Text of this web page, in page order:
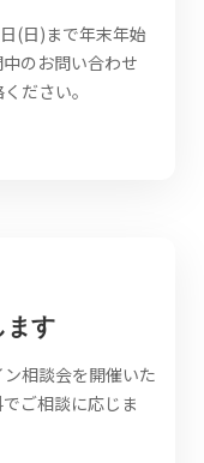
(日)まで年末年始
のお問い合わせ
ださい。
ます
相談会を開催いた
ご相談に応じま